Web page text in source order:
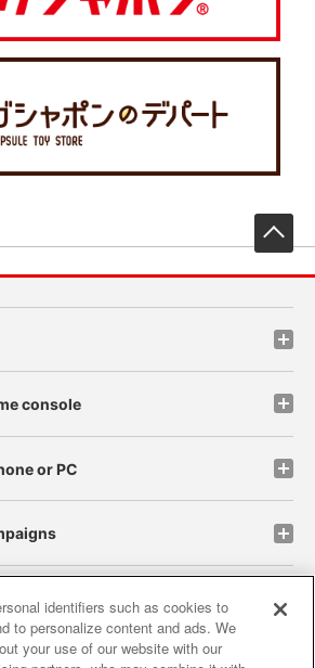
console
or PC
site policy privacy policy
identifiers such as cookies to
to personalize content and ads. We
your use of our website with our